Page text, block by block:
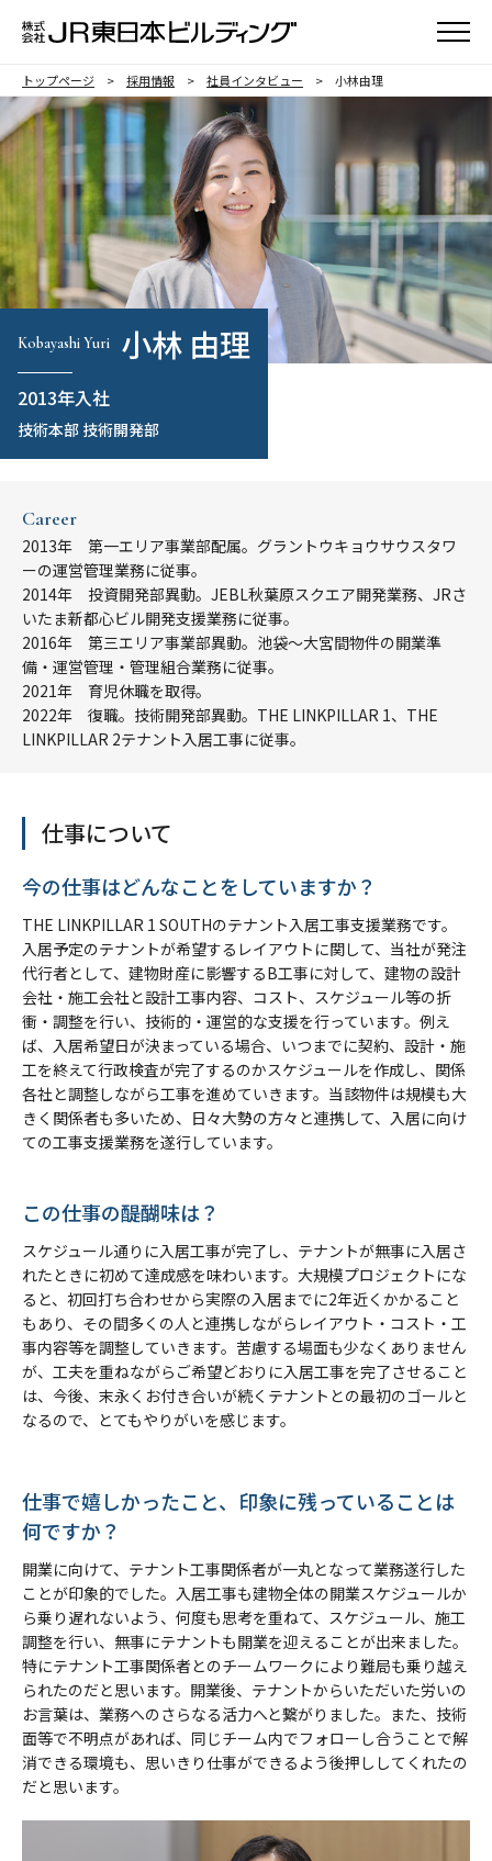
メニュ
トップページ 採用情報 社員インタビュー 小林由理
Kobayashi Yuri 小林 由理
2013年入社
技術本部 技術開発部
Career
2013年 第一エリア事業部配属。グラントウキョウサウスタワ
ーの運営管理業務に従事。
2014年 投資開発部異動。JEBL秋葉原スクエア開発業務、JRさ
いたま新都心ビル開発支援業務に従事。
2016年 第三エリア事業部異動。池袋～大宮間物件の開業準
備・運営管理・管理組合業務に従事。
2021年 育児休職を取得。
2022年 復職。技術開発部異動。THE LINKPILLAR 1、THE
LINKPILLAR 2テナント入居工事に従事。
仕事について
今の仕事はどんなことをしていますか？
THE LINKPILLAR 1 SOUTHのテナント入居工事支援業務です。
入居予定のテナントが希望するレイアウトに関して、当社が発注
代行者として、建物財産に影響するB工事に対して、建物の設計
会社・施工会社と設計工事内容、コスト、スケジュール等の折
衝・調整を行い、技術的・運営的な支援を行っています。例え
ば、入居希望日が決まっている場合、いつまでに契約、設計・施
工を終えて行政検査が完了するのかスケジュールを作成し、関係
各社と調整しながら工事を進めていきます。当該物件は規模も大
きく関係者も多いため、日々大勢の方々と連携して、入居に向け
ての工事支援業務を遂行しています。
この仕事の醍醐味は？
スケジュール通りに入居工事が完了し、テナントが無事に入居さ
れたときに初めて達成感を味わいます。大規模プロジェクトにな
ると、初回打ち合わせから実際の入居までに2年近くかかること
もあり、その間多くの人と連携しながらレイアウト・コスト・工
事内容等を調整していきます。苦慮する場面も少なくありません
が、工夫を重ねながらご希望どおりに入居工事を完了させること
は、今後、末永くお付き合いが続くテナントとの最初のゴールと
なるので、とてもやりがいを感じます。
仕事で嬉しかったこと、印象に残っていることは
何ですか？
開業に向けて、テナント工事関係者が一丸となって業務遂行した
ことが印象的でした。入居工事も建物全体の開業スケジュールか
ら乗り遅れないよう、何度も思考を重ねて、スケジュール、施工
調整を行い、無事にテナントも開業を迎えることが出来ました。
特にテナント工事関係者とのチームワークにより難局も乗り越え
られたのだと思います。開業後、テナントからいただいた労いの
お言葉は、業務へのさらなる活力へと繋がりました。また、技術
面等で不明点があれば、同じチーム内でフォローし合うことで解
消できる環境も、思いきり仕事ができるよう後押ししてくれたの
だと思います。